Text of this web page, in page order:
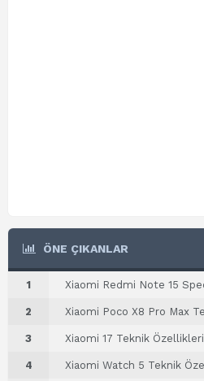
ÖNE ÇIKANLAR
1 Xiaomi Redmi Note 15
2 Xiaomi Poco X8 Pro Max
3 Xiaomi 17 Teknik Özellikleri
4 Xiaomi Watch 5 Teknik